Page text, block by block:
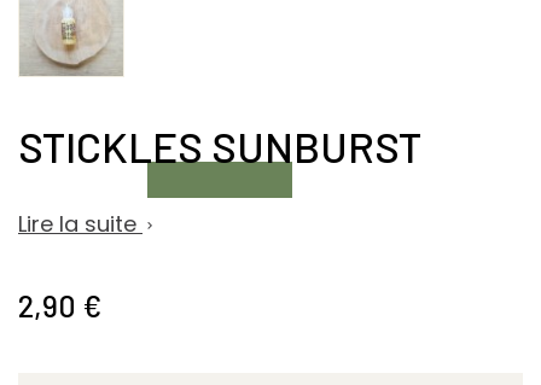
STICKLES SUNBURST
Lire la suite 
2,90 €